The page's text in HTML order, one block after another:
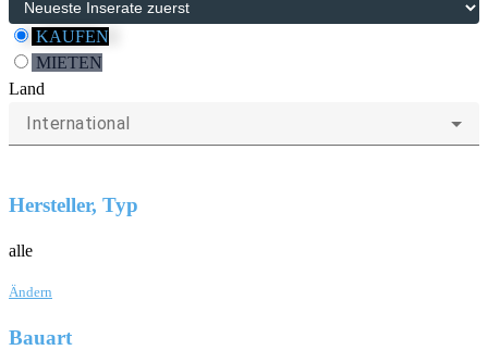
KAUFEN
MIETEN
Land
International
Hersteller, Typ
alle
Ändern
Bauart